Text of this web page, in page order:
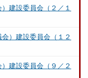
建設委員会（２／１
）建設委員会（１２
建設委員会（９／２